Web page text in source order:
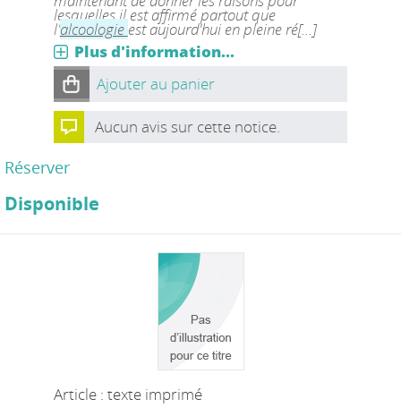
lesquelles il est affirmé partout que
l'alcoologie est aujourd'hui en pleine ré[...]
Plus d'information...
Ajouter au panier
Aucun avis sur cette notice.
Réserver
Disponible
Article : texte imprimé